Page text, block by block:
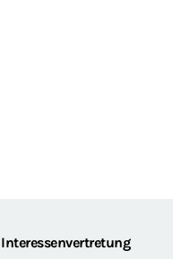
Interessenvertretung